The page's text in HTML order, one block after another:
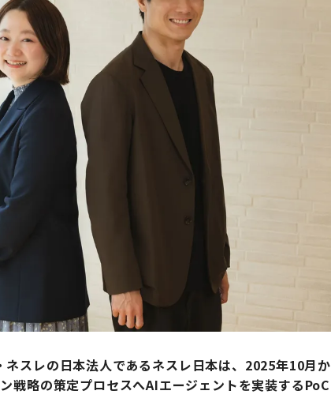
スレの日本法人であるネスレ日本は、2025年10月か
戦略の策定プロセスへAIエージェントを実装するPoC